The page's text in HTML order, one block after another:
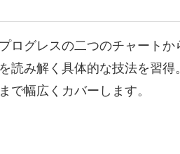
、みなさん気になるところで
ログレスの二つのチャート
読み解く具体的な技法を習得
で幅広くカバーします。